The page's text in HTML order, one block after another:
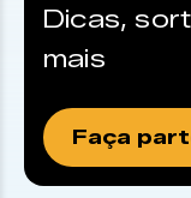
Dicas,
mais
Faça